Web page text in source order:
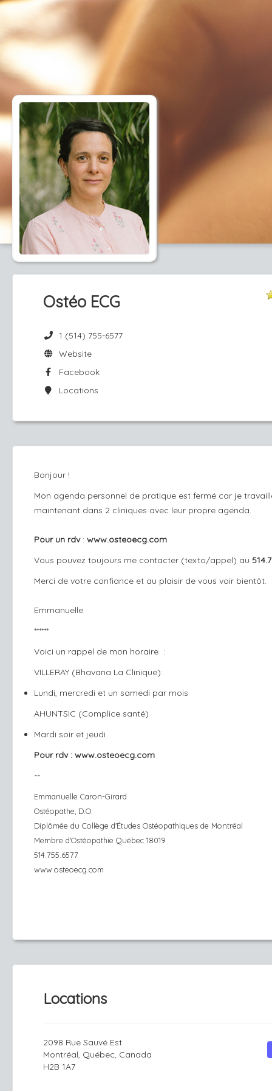
Ostéo ECG
1 (514) 755-6577
Website
Facebook
Locations
Bonjour !
Mon agenda personnel de pratique est fermé car je
maintenant dans 2 cliniques avec leur propre agenda.
Pour un rdv : www.osteoecg.com
Vous pouvez toujours me contacter (texto/appel) au
Merci de votre confiance et au plaisir de vous voir bientôt.
Emmanuelle
******
Voici un rappel de mon horaire :
VILLERAY (Bhavana La Clinique):
Lundi, mercredi et un samedi par mois
AHUNTSIC (Complice santé)
Mardi soir et jeudi
Pour rdv : www.osteoecg.com
--
Emmanuelle Caron-Girard
Ostéopathe, D.O.
Diplômée du Collège d'Études Ostéopathiques de Montréal
Membre d'Ostéopathie Québec 18019
514.755.6577
www.osteoecg.com
Locations
2098 Rue Sauvé Est
Montréal, Québec, Canada
H2B 1A7